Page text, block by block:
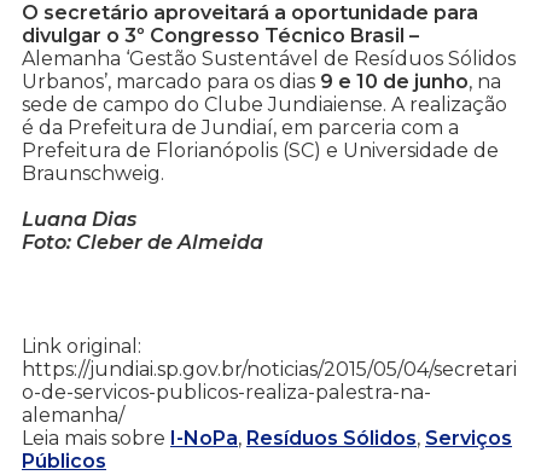
O secretário aproveitará a oportunidade para
divulgar o 3º Congresso Técnico Brasil –
Alemanha ‘Gestão Sustentável de Resíduos Sólidos
Urbanos’, marcado para os dias 9 e 10 de junho, na
sede de campo do Clube Jundiaiense. A realização
é da Prefeitura de Jundiaí, em parceria com a
Prefeitura de Florianópolis (SC) e Universidade de
Braunschweig.
Luana Dias
Foto: Cleber de Almeida
Link original:
https://jundiai.sp.gov.br/noticias/2015/05/04/secretari
o-de-servicos-publicos-realiza-palestra-na-
alemanha/
Leia mais sobre I-NoPa, Resíduos Sólidos, Serviços
Públicos